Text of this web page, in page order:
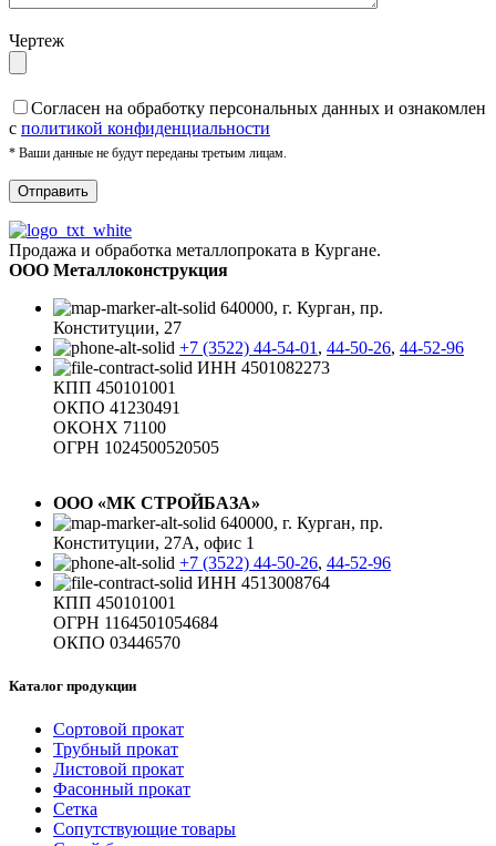
Чертеж
Cогласен на обработку персональных данных и ознакомлен
с политикой конфиденциальности
* Ваши данные не будут переданы третьим лицам.
Продажа и обработка металлопроката в Кургане.
ООО Металлоконструкция
640000, г. Курган, пр.
Конституции, 27
+7 (3522) 44-54-01 , 44-50-26, 44-52-96
ИНН 4501082273
КПП 450101001
ОКПО 41230491
ОКОНХ 71100
ОГРН 1024500520505
ООО «МК СТРОЙБАЗА»
640000, г. Курган, пр.
Конституции, 27А, офис 1
+7 (3522) 44-50-26, 44-52-96
ИНН 4513008764
КПП 450101001
ОГРН 1164501054684
ОКПО 03446570
Каталог продукции
Сортовой прокат
Трубный прокат
Листовой прокат
Фасонный прокат
Сетка
Сопутствующие товары